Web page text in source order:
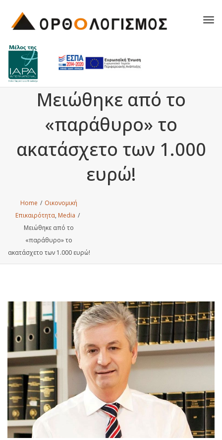
Μειώθηκε από το
«παράθυρο» το
ακατάσχετο των 1.000
ευρώ!
Home / Οικονομική
Επικαιρότητα, Media /
Μειώθηκε από το
«παράθυρο» το
ακατάσχετο των 1.000 ευρώ!